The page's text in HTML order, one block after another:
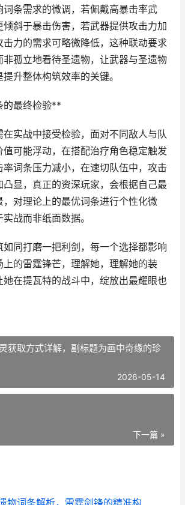
词条需求的微调，若佩戴高暴击率武
斜于暴击伤害，若武器提供攻击力加
击力的需求可略微降低，这种联动要求
非孤立地看待圣遗物，让武器与圣遗物
升整体构筑效率的关键。
的最终检验**
实战中接受检验，面对不同敌人与队
可能浮动，在搭配治疗角色稳定触发
词条压力减小，在速切队伍中，攻击
凸显，真正的资深玩家，会根据自己最
，对理论上的最优词条进行个性化微
战而非纸面数据。
同打磨一把利剑，每一个选择都影响
上的雷霆锋芒，理解她，理解她的装
在提瓦特的战斗中，绽放出最耀眼也
获取方式详解，副标题为画中奇缘的珍
2026-05-14
下一篇 »